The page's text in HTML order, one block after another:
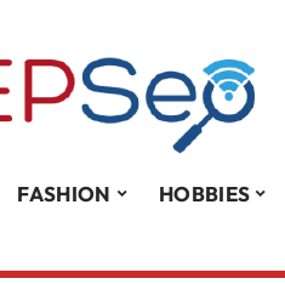
FASHION HOBBIES